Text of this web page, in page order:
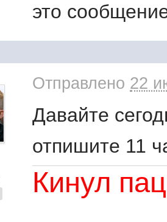
это
Отправлено 22
Давайте
отпишите 11
Кинул